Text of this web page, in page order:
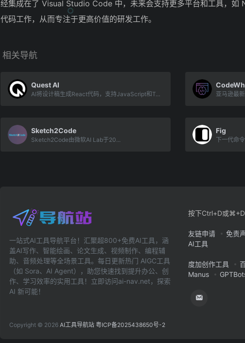
经集成在了 Visual Studio Code 中，未来会支持更多平台和工具，
代码工作，从而专注于更高价值的研发工作。
相关导航
Quest AI
AI将设计稿生成React代码，支持JavaScript和TypeScript 亚马逊最
Sketch2Code
Sketch2Code由微软AI Lab于20...
Fig
下一代命
一站式AI工具导航平台！汇聚超800+免费AI工具，涵
盖AI写作、智能绘画、论文生成、视频制作、编程辅
助、音频处理等全场景工具。每日更新热门 AIGC工具
（如 Sora、AI Agent），助您快速找到提升办公、创
作、学习效率的实用工具！立即访问ai-nav.net，探索
AI 新可能！
按下Ctrl+D或
友链申请 免责
AI工具
度加创作工具
Manus
Copyright © 2026 AI工具导航站 粤ICP备2025438650号-2